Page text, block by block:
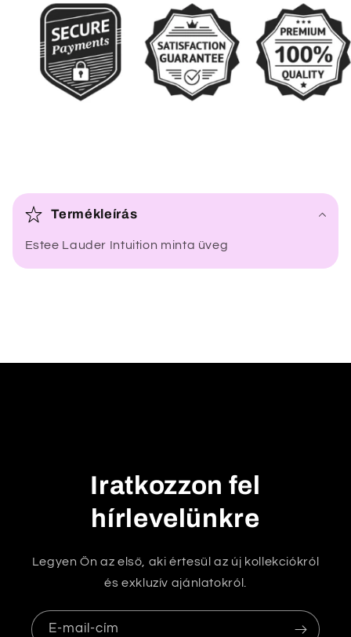
s
e
k
Termékleírás
Estee Lauder Intuition minta üveg
Iratkozzon fel
hírlevelünkre
Legyen Ön az első, aki értesül az új kollekciókról
és exkluzív ajánlatokról.
E-mail-cím